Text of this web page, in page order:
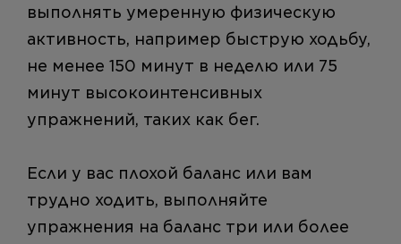
выполнять умеренную физическую
активность, например быструю ходьбу,
не менее 150 минут в неделю или 75
минут высокоинтенсивных
упражнений, таких как бег.
Если у вас плохой баланс или вам
трудно ходить, выполняйте
упражнения на баланс три или более